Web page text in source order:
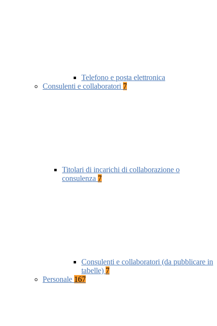
Telefono e posta elettronica
Consulenti e collaboratori 7
Titolari di incarichi di collaborazione o
consulenza 7
Consulenti e collaboratori (da pubblicare in
tabelle) 7
Personale 167